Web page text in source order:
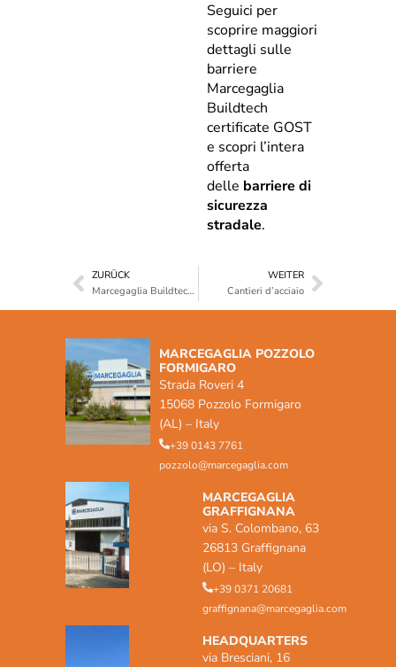
Seguici per
scoprire maggiori
dettagli sulle
barriere
Marcegaglia
Buildtech
certificate GOST
e scopri l’intera
offerta
delle barriere di
sicurezza
stradale.
ZURÜCK
Marcegaglia Buildtech e SCBuildingEchipament insieme per la nuova Cattedrale di Bucarest
WEITER
Cantieri d’acciaio
MARCEGAGLIA POZZOLO
FORMIGARO
Strada Roveri 4
15068 Pozzolo Formigaro
(AL) – Italy
+39 0143 7761
pozzolo@marcegaglia.com
MARCEGAGLIA
GRAFFIGNANA
via S. Colombano, 63
26813 Graffignana
(LO) – Italy
+39 0371 20681
graffignana@marcegaglia.com
HEADQUARTERS
via Bresciani, 16